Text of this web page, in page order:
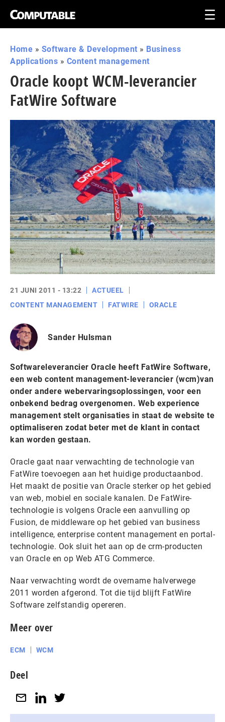
Home » Software & Development » Business
Applications » Content management
Oracle koopt WCM-leverancier
FatWire Software
21 JUNI 2011 - 13:22
ACTUEEL
CONTENT MANAGEMENT
FATWIRE ORACLE
Sander Hulsman
Softwareleverancier Oracle heeft FatWire Software,
een web content management-leverancier (wcm)van
onder andere webervaringsoplossingen, voor een
onbekend bedrag overgenomen. Web experience
management stelt organisaties in staat de website te
optimaliseren zodat beter met de klant in contact
kan worden gestaan.
Oracle gaat naar verwachting de technologie van
FatWire toevoegen aan het huidige productaanbod.
Het maakt de positie van Oracle sterker op het gebied
van web, mobiel en sociale kanalen. De FatWire-
technologie is volgens Oracle een aanvulling op
Fusion, de middleware op het gebied van business
intelligence, enterprise content management en portal-
technologie. Ook sluit het aan op de crm-producten
van Oracle en op Web ATG Commerce.
Naar verwachting wordt de overname halverwege
2011 worden afgerond. Tot die tijd blijft FatWire
Software zelfstandig opereren.
Meer over
ECM WCM
Deel